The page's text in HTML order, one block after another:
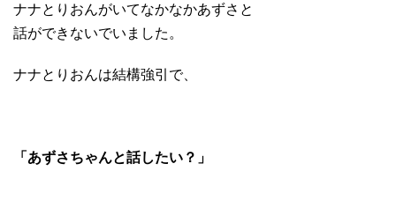
ナナとりおんがいてなかなかあずさと
話ができないでいました。
ナナとりおんは結構強引で、
「あずさちゃんと話したい？」